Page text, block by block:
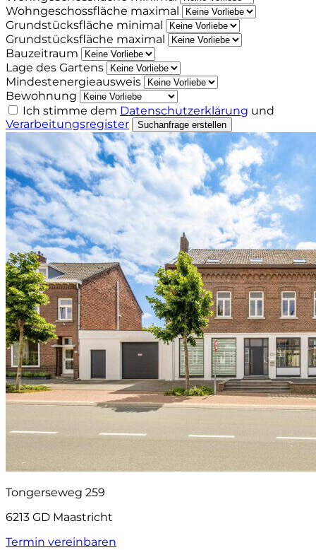
Wohngeschossfläche maximal
Grundstücksfläche minimal
Grundstücksfläche maximal
Bauzeitraum
Lage des Gartens
Mindestenergieausweis
Bewohnung
Ich stimme dem Datenschutzerklärung und
Verarbeitungsregister
Suchanfrage erstellen
Tongerseweg 259
6213 GD Maastricht
Termin vereinbaren